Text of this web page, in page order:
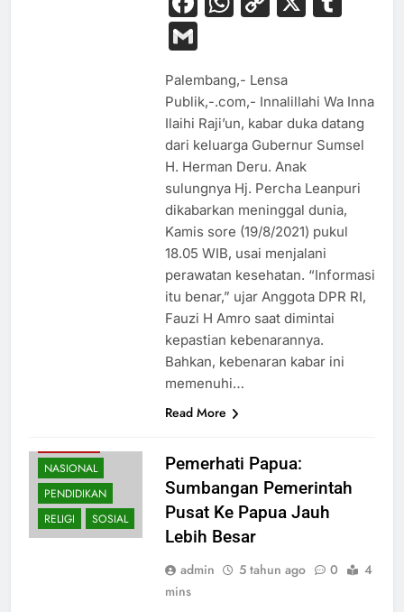
Gmail
Palembang,- Lensa
Publik,-.com,- Innalillahi Wa Inna
Ilaihi Raji’un, kabar duka datang
dari keluarga Gubernur Sumsel
H. Herman Deru. Anak
sulungnya Hj. Percha Leanpuri
dikabarkan meninggal dunia,
Kamis sore (19/8/2021) pukul
18.05 WIB, usai menjalani
perawatan kesehatan. “Informasi
itu benar,” ujar Anggota DPR RI,
Fauzi H Amro saat dimintai
kepastian kebenarannya.
Bahkan, kebenaran kabar ini
memenuhi…
Read More
NASIONAL
PENDIDIKAN
RELIGI
SOSIAL
Pemerhati Papua:
Sumbangan Pemerintah
Pusat Ke Papua Jauh
Lebih Besar
admin 5 tahun ago 0
4
mins